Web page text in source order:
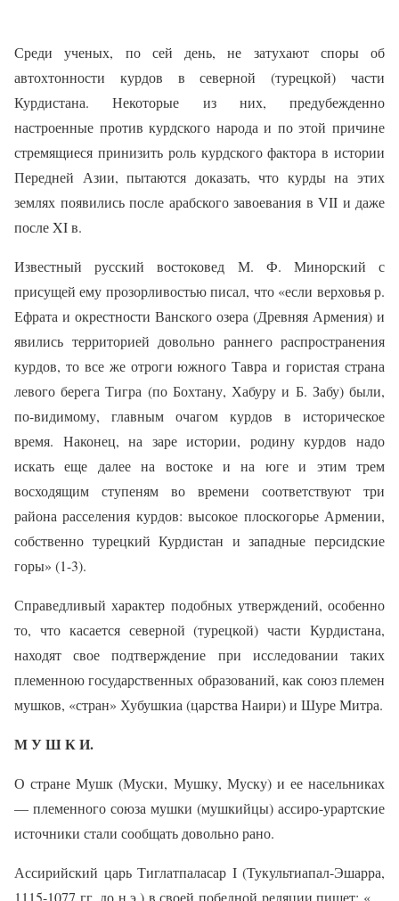
Среди ученых, по сей день, не затухают споры об
автохтонности курдов в северной (турецкой) части
Курдистана. Некоторые из них, предубежденно
настроенные против курдского народа и по этой причине
стремящиеся принизить роль курдского фактора в истории
Передней Азии, пытаются доказать, что курды на этих
землях появились после арабского завоевания в VII и даже
после XI в.
Известный русский востоковед М. Ф. Минорский с
присущей ему прозорливостью писал, что «если верховья р.
Ефрата и окрестности Ванского озера (Древняя Армения) и
явились территорией довольно раннего распространения
курдов, то все же отроги южного Тавра и гористая страна
левого берега Тигра (по Бохтану, Хабуру и Б. Забу) были,
по-видимому, главным очагом курдов в историческое
время. Наконец, на заре истории, родину курдов надо
искать еще далее на востоке и на юге и этим трем
восходящим ступеням во времени соответствуют три
района расселения курдов: высокое плоскогорье Армении,
собственно турецкий Курдистан и западные персидские
горы» (1-3).
Справедливый характер подобных утверждений, особенно
то, что касается северной (турецкой) части Курдистана,
находят свое подтверждение при исследовании таких
племенною государственных образований, как союз племен
мушков, «стран» Хубушкиа (царства Наири) и Шуре Митра.
М У Ш К И.
О стране Мушк (Муски, Мушку, Муску) и ее насельниках
— племенного союза мушки (мушкийцы) ассиро-урартские
источники стали сообщать довольно рано.
Ассирийский царь Тиглатпаласар I (Тукультиапал-Эшарра,
1115-1077 гг. до н.э.) в своей победной реляции пишет: «…